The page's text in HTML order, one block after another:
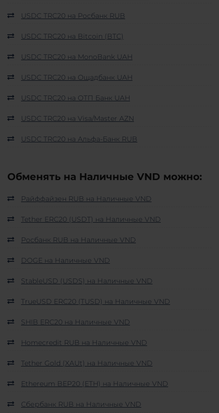
USDC TRC20 на Росбанк RUB
USDC TRC20 на Bitcoin (BTC)
USDC TRC20 на MonoBank UAH
USDC TRC20 на Ощадбанк UAH
USDC TRC20 на ОТП Банк UAH
USDC TRC20 на Visa/Master AZN
USDC TRC20 на Альфа-Банк RUB
Обменять на Наличные VND можно:
Райффайзен RUB на Наличные VND
Tether ERC20 (USDT) на Наличные VND
Росбанк RUB на Наличные VND
DOGE на Наличные VND
StableUSD (USDS) на Наличные VND
TrueUSD ERC20 (TUSD) на Наличные VND
SHIB ERC20 на Наличные VND
Homecredit RUB на Наличные VND
Tether Gold (XAUt) на Наличные VND
Ethereum BEP20 (ETH) на Наличные VND
Сбербанк RUB на Наличные VND